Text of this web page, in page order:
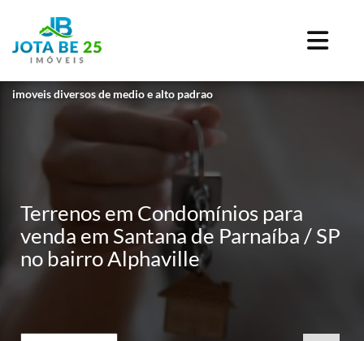
imoveis diversos de medio e alto padrao
Terrenos em Condomínios para
venda em Santana de Parnaíba / SP
no bairro Alphaville